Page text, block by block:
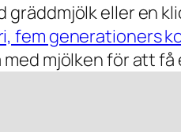
gräddmjölk eller en
fem generationers
mjölken för att få